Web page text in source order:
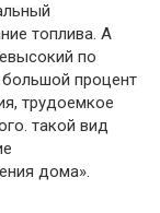
топлива. А
по
процент
трудоемкое
такой вид
дома».